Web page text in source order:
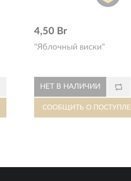
4,50 Br
"Яблочный виски"